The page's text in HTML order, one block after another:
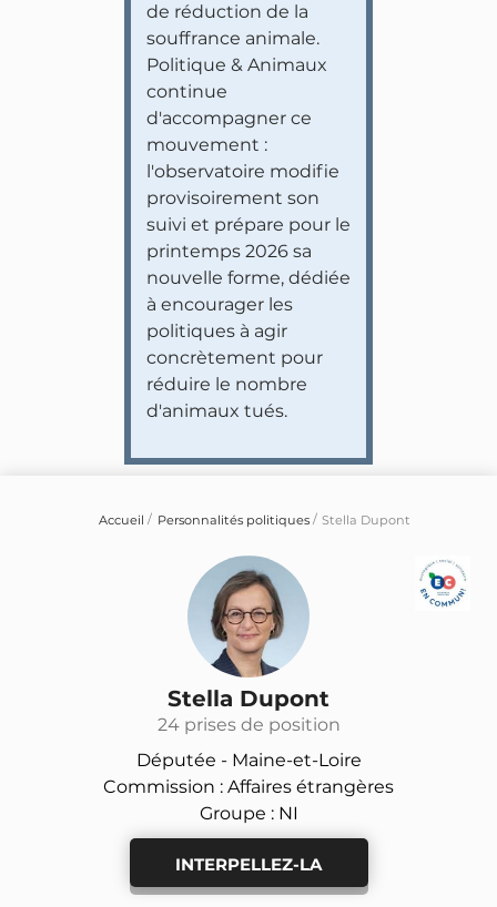
de réduction de la
souffrance animale.
Politique & Animaux
continue
d'accompagner ce
mouvement :
l'observatoire modifie
provisoirement son
suivi et prépare pour le
printemps 2026 sa
nouvelle forme, dédiée
à encourager les
politiques à agir
concrètement pour
réduire le nombre
d'animaux tués.
Accueil Personnalités politiques Stella Dupont
Stella Dupont
24 prises de position
Députée - Maine-et-Loire
Commission : Affaires étrangères
Groupe : NI
INTERPELLEZ-LA